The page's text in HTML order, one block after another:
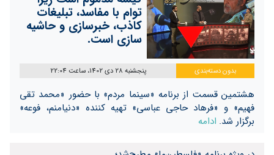
توام با مفاسد، تبلیغات
کاذب، خبرسازی و حاشیه
سازی است.
بدون دسته‌بندی پنجشنبه 28 دی 1402، ساعت 22:04
هشتمین قسمت از برنامه «سینما مردم» با حضور «محمد تقی
فهیم» و «فرهاد حاجی عباسی» تهیه کننده «دنیا‌منم، فوعه»
برگزار شد. ادامه